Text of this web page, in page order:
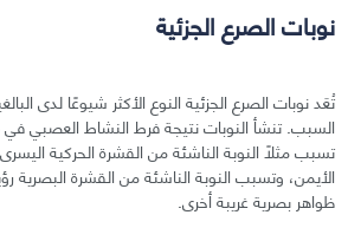
نوبات الصرع الجزئية
تُعَد نوبات الصرع الجزئية النوع الأكثر شيوعًا لدى
السبب. تنشأ النوبات نتيجة فرط النشاط العصبي
تسبب مثلًا النوبة الناشئة من القشرة الحركية
الأيمن، وتسبب النوبة الناشئة من القشرة
ظواهر بصرية غريبة أخرى.